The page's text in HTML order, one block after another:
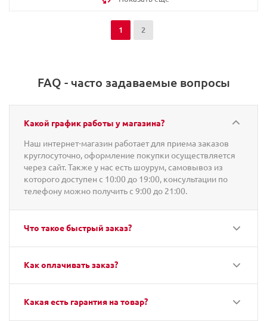
1 2
FAQ - часто задаваемые вопросы
Какой график работы у магазина?
Наш интернет-магазин работает для приема заказов
круглосуточно, оформление покупки осуществляется
через сайт. Также у нас есть шоурум, самовывоз из
которого доступен с 10:00 до 19:00, консультации по
телефону можно получить с 9:00 до 21:00.
Что такое быстрый заказ?
Как оплачивать заказ?
Какая есть гарантия на товар?